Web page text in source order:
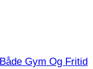
Gym Og Fritid